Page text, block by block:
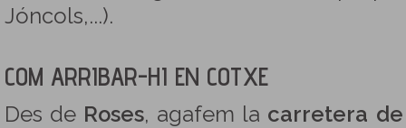
Jóncols,...).
COM ARRIBAR-HI EN COTXE
Des de Roses, agafem la carretera